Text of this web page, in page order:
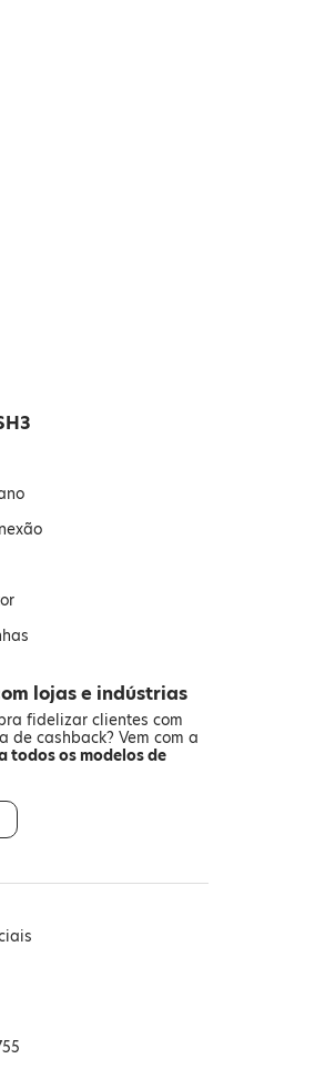
lojas e indústrias
fidelizar clientes com
de cashback? Vem com a
todos os modelos de